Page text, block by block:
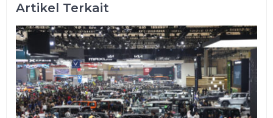
Artikel Terkait